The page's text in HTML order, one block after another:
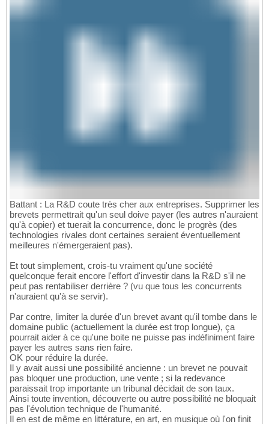
Battant : La R&D coute très cher aux entreprises. Supprimer les
brevets permettrait qu'un seul doive payer (les autres n'auraient
qu'à copier) et tuerait la concurrence, donc le progrès (des
technologies rivales dont certaines seraient éventuellement
meilleures n'émergeraient pas).
Et tout simplement, crois-tu vraiment qu'une société
quelconque ferait encore l'effort d'investir dans la R&D s'il ne
peut pas rentabiliser derrière ? (vu que tous les concurrents
n'auraient qu'à se servir).
Par contre, limiter la durée d'un brevet avant qu'il tombe dans le
domaine public (actuellement la durée est trop longue), ça
pourrait aider à ce qu'une boite ne puisse pas indéfiniment faire
payer les autres sans rien faire.
OK pour réduire la durée.
Il y avait aussi une possibilité ancienne : un brevet ne pouvait
pas bloquer une production, une vente ; si la redevance
paraissait trop importante un tribunal décidait de son taux.
Ainsi toute invention, découverte ou autre possibilité ne bloquait
pas l'évolution technique de l'humanité.
Il en est de même en littérature, en art, en musique où l'on finit